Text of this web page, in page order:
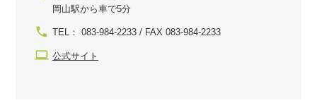
岡山駅から車で5分
TEL： 083-984-2233 / FAX 083-984-2233
公式サイト